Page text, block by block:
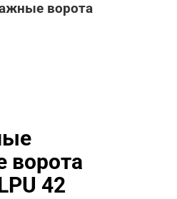
ворота
ворота
42